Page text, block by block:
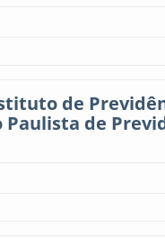
de
Paulista de